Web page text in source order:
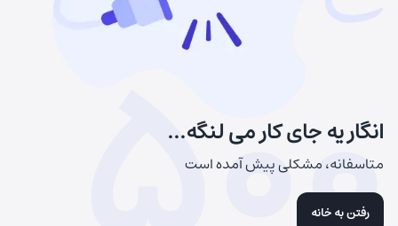
انگار یه جای کار می لنگه...
متاسفانه، مشکلی پیش آمده است
رفتن به خانه